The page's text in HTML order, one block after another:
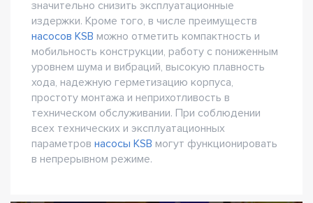
значительно снизить эксплуатационные
издержки. Кроме того, в числе преимуществ
насосов KSB можно отметить компактность и
мобильность конструкции, работу с пониженным
уровнем шума и вибраций, высокую плавность
хода, надежную герметизацию корпуса,
простоту монтажа и неприхотливость в
техническом обслуживании. При соблюдении
всех технических и эксплуатационных
параметров насосы KSB могут функционировать
в непрерывном режиме.